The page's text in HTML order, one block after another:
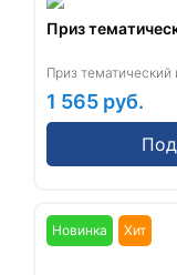
Приз
Приз тематический
1 565 руб.
Новинка Хит